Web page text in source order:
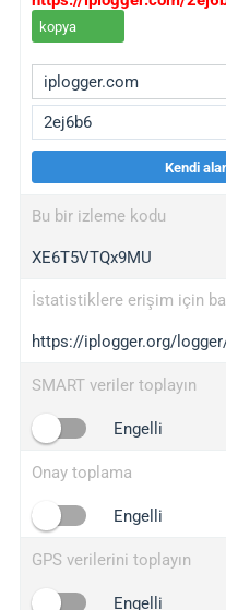
kopya
wl.gl
ed.tc
bc.ax
iplogger.com
maper.info
2no.co
yip.su
iplogger.info
Kendi
Bu bir izleme kodu
XE6T5VTQx9MU
İstatistiklere erişim için
https://iplogger.org/
SMART veriler toplayın
Engelli
Onay toplama
Engelli
GPS verilerini toplayın
Engelli